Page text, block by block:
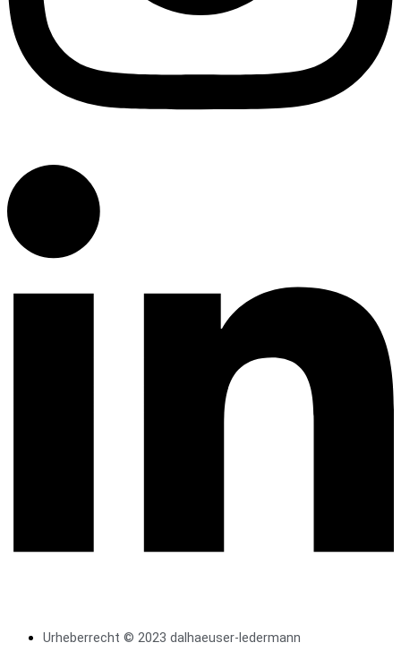
Urheberrecht © 2023 dalhaeuser-ledermann